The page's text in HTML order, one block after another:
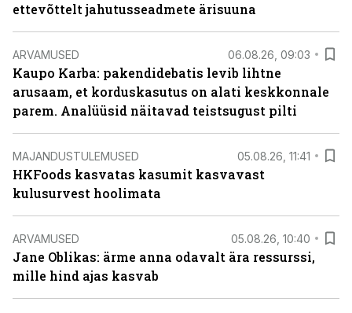
ettevõttelt jahutusseadmete ärisuuna
ARVAMUSED 06.08.26, 09:03
Kaupo Karba: pakendidebatis levib lihtne
arusaam, et korduskasutus on alati keskkonnale
parem. Analüüsid näitavad teistsugust pilti
MAJANDUSTULEMUSED 05.08.26, 11:41
HKFoods kasvatas kasumit kasvavast
kulusurvest hoolimata
ARVAMUSED 05.08.26, 10:40
Jane Oblikas: ärme anna odavalt ära ressurssi,
mille hind ajas kasvab